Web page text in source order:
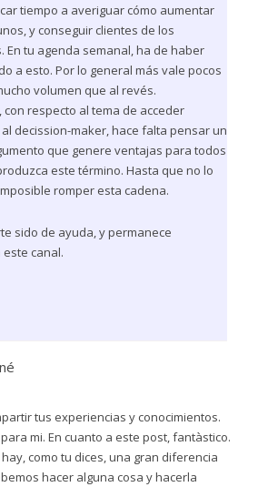
tiempo a averiguar cómo aumentar
y conseguir clientes de los
En tu agenda semanal, ha de haber
a esto. Por lo general más vale pocos
volumen que al revés.
con respecto al tema de acceder
decission-maker, hace falta pensar un
que genere ventajas para todos
este término. Hasta que no lo
romper esta cadena.
sido de ayuda, y permanece
canal.
tus experiencias y conocimientos.
mi. En cuanto a este post, fantàstico.
como tu dices, una gran diferencia
hacer alguna cosa y hacerla